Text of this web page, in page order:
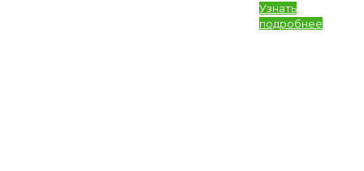
Узнать
подробнее